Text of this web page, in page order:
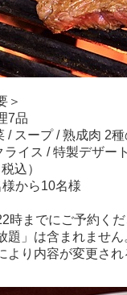
＞
7品
/ スープ / 熟成肉 2
イス / 特製デザー
込）
様から10名様
時までにご予約くだ
題」は含まれません
より内容が変更され